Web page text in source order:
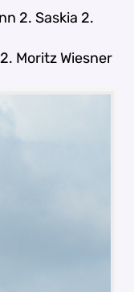
2. Saskia 2.
Moritz Wiesner